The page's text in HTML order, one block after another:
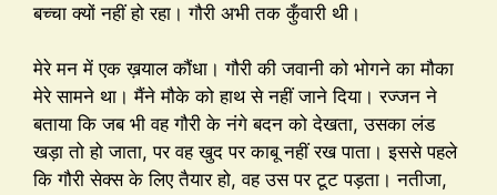
बच्चा क्यों नहीं हो रहा। गौरी अभी तक कुँवारी थी।
मेरे मन में एक ख़याल कौंधा। गौरी की जवानी को भोगने का मौका
मेरे सामने था। मैंने मौके को हाथ से नहीं जाने दिया। रज्जन ने
बताया कि जब भी वह गौरी के नंगे बदन को देखता, उसका लंड
खड़ा तो हो जाता, पर वह खुद पर काबू नहीं रख पाता। इससे पहले
कि गौरी सेक्स के लिए तैयार हो, वह उस पर टूट पड़ता। नतीजा,